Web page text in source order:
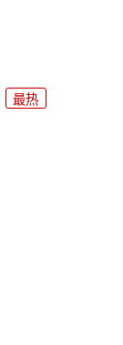
最热